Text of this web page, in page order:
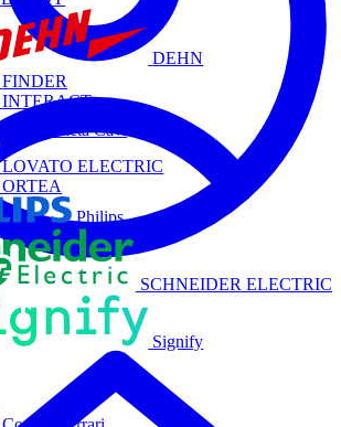
DEHN
FINDER
INTERACT
La Triveneta Cavi
LOVATO ELECTRIC
ORTEA
Philips
SCHNEIDER ELECTRIC
Signify